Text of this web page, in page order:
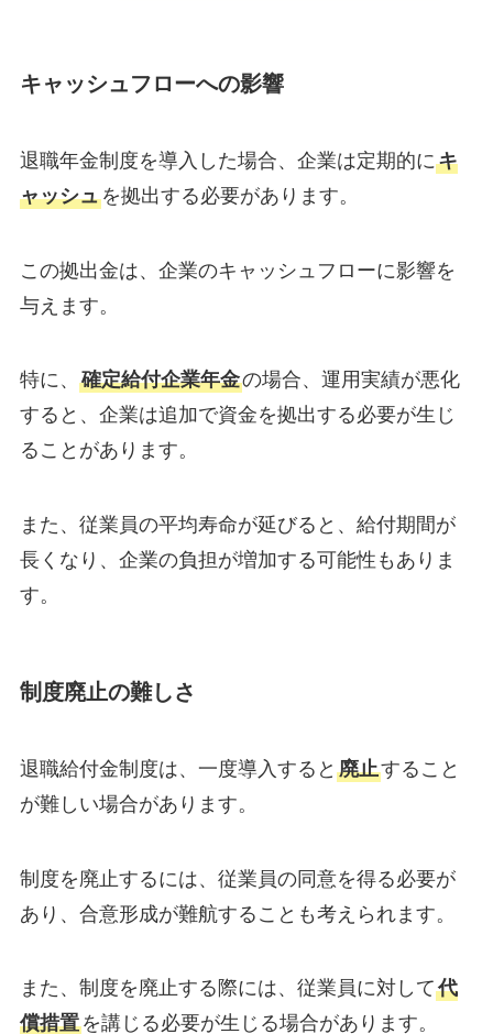
キャッシュフローへの影響
退職年金制度を導入した場合、企業は定期的にキ
ャッシュを拠出する必要があります。
この拠出金は、企業のキャッシュフローに影響を
与えます。
特に、 確定給付企業年金の場合、運用実績が悪化
すると、企業は追加で資金を拠出する必要が生じ
ることがあります。
また、従業員の平均寿命が延びると、給付期間が
長くなり、企業の負担が増加する可能性もありま
す。
制度廃止の難しさ
退職給付金制度は、一度導入すると 廃止すること
が難しい場合があります。
制度を廃止するには、従業員の同意を得る必要が
あり、合意形成が難航することも考えられます。
また、制度を廃止する際には、従業員に対して代
償措置を講じる必要が生じる場合があります。